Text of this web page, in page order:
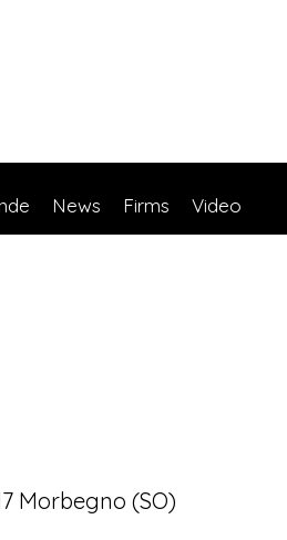
News Firms Video
Morbegno (SO)